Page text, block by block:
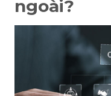
ngoài?